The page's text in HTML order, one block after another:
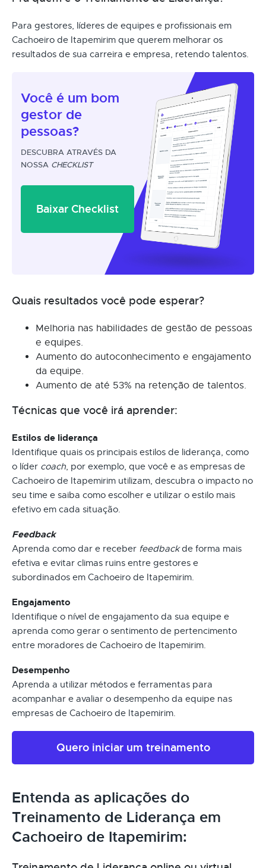
Para gestores, líderes de equipes e profissionais em
Cachoeiro de Itapemirim que querem melhorar os
resultados de sua carreira e empresa, retendo talentos.
Você é um bom
gestor de
pessoas?
DESCUBRA ATRAVÉS DA
NOSSA CHECKLIST
Baixar Checklist
Quais resultados você pode esperar?
Melhoria nas habilidades de gestão de pessoas
e equipes.
Aumento do autoconhecimento e engajamento
da equipe.
Aumento de até 53% na retenção de talentos.
Técnicas que você irá aprender:
Estilos de liderança
Identifique quais os principais estilos de liderança, como
o líder coach, por exemplo, que você e as empresas de
Cachoeiro de Itapemirim utilizam, descubra o impacto no
seu time e saiba como escolher e utilizar o estilo mais
efetivo em cada situação.
Feedback
Aprenda como dar e receber feedbackde forma mais
efetiva e evitar climas ruins entre gestores e
subordinados em Cachoeiro de Itapemirim.
Engajamento
Identifique o nível de engajamento da sua equipe e
aprenda como gerar o sentimento de pertencimento
entre moradores de Cachoeiro de Itapemirim.
Desempenho
Aprenda a utilizar métodos e ferramentas para
acompanhar e avaliar o desempenho da equipe nas
empresas de Cachoeiro de Itapemirim.
Quero iniciar um treinamento
Entenda as aplicações do
Treinamento de Liderança em
Cachoeiro de Itapemirim: